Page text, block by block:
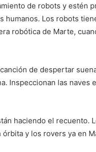
de robots y estén
humanos. Los robots
robótica de Marte,
de despertar
Inspeccionan las
haciendo el recuento.
y los rovers ya en